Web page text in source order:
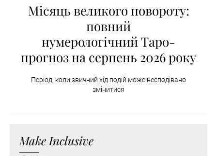
Місяць великого повороту:
повний
нумерологічний Таро-
прогноз на серпень 2026 року
Період, коли звичний хід подій може несподівано
змінитися
Make Inclusive